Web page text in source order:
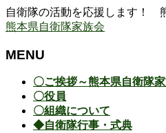
自衛隊の活動を応援します！
熊本県自衛隊家族会
MENU
〇ご挨拶～熊本県自衛隊
〇役員
〇組織について
◆自衛隊行事・式典